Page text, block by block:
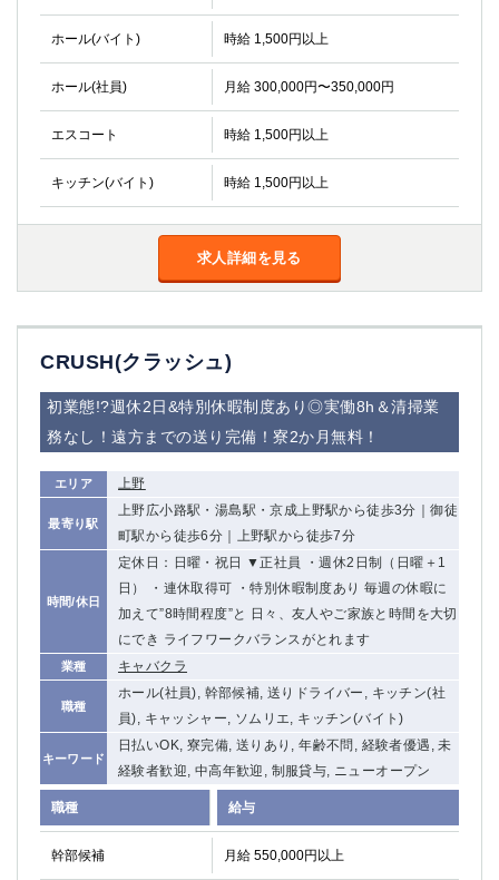
ホール(バイト) 時給 1,500円以上
ホール(社員) 月給 300,000円〜350,000円
エスコート 時給 1,500円以上
キッチン(バイト) 時給 1,500円以上
求人詳細を見る
CRUSH(クラッシュ)
初業態!?週休2日&特別休暇制度あり◎実働8h＆清掃業
務なし！遠方までの送り完備！寮2か月無料！
エリア 上野
最寄り駅
上野広小路駅・湯島駅・京成上野駅から徒歩3分｜御徒
町駅から徒歩6分｜上野駅から徒歩7分
時間/休日
定休日：日曜・祝日 ▼正社員 ・週休2日制（日曜＋1
日） ・連休取得可 ・特別休暇制度あり 毎週の休暇に
加えて”8時間程度”と 日々、友人やご家族と時間を大切
にでき ライフワークバランスがとれます
業種 キャバクラ
職種
ホール(社員), 幹部候補, 送りドライバー, キッチン(社
員), キャッシャー, ソムリエ, キッチン(バイト)
キーワード
日払いOK, 寮完備, 送りあり, 年齢不問, 経験者優遇, 未
経験者歓迎, 中高年歓迎, 制服貸与, ニューオープン
職種 給与
幹部候補 月給 550,000円以上